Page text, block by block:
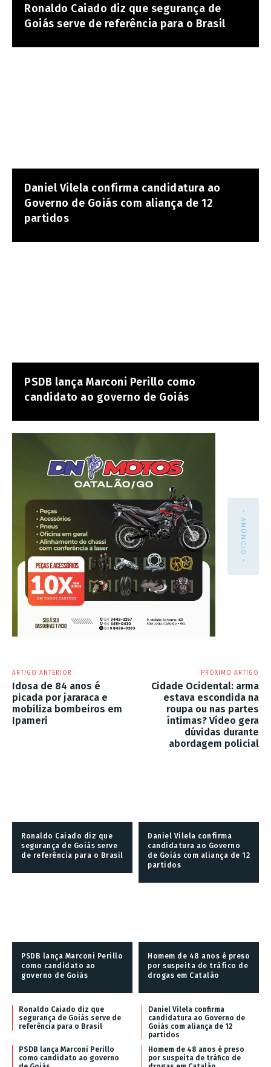
Ronaldo Caiado diz que segurança de
Goiás serve de referência para o Brasil
Daniel Vilela confirma candidatura ao
Governo de Goiás com aliança de 12
partidos
PSDB lança Marconi Perillo como
candidato ao governo de Goiás
- ANÚNCIO -
ARTIGO ANTERIOR
Idosa de 84 anos é
picada por jararaca e
mobiliza bombeiros em
Ipameri
PRÓXIMO ARTIGO
Cidade Ocidental: arma
estava escondida na
roupa ou nas partes
íntimas? Vídeo gera
dúvidas durante
abordagem policial
Ronaldo Caiado diz que
segurança de Goiás serve
de referência para o Brasil
Daniel Vilela confirma
candidatura ao Governo
de Goiás com aliança de 12
partidos
PSDB lança Marconi Perillo
como candidato ao
governo de Goiás
Homem de 48 anos é preso
por suspeita de tráfico de
drogas em Catalão
Ronaldo Caiado diz que
segurança de Goiás serve de
referência para o Brasil
Daniel Vilela confirma
candidatura ao Governo de
Goiás com aliança de 12
partidos
PSDB lança Marconi Perillo
como candidato ao governo
Homem de 48 anos é preso
por suspeita de tráfico de